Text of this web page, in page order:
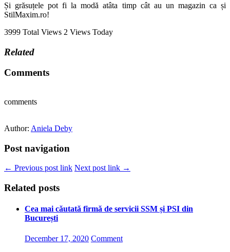
Și grăsuțele pot fi la modă atâta timp cât au un magazin ca și
StilMaxim.ro!
3999 Total Views 2 Views Today
Related
Comments
comments
Author: Aniela Deby
Post navigation
← Previous post link Next post link →
Related posts
Cea mai căutată firmă de servicii SSM și PSI din
București
December 17, 2020 Comment